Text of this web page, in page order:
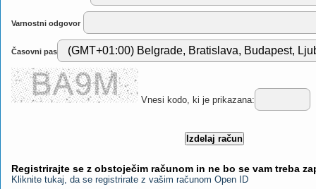
Varnostni odgovor
Časovni pas
Vnesi kodo, ki je prikazana:
Registrirajte se z obstoječim računom in ne bo se vam treba
Kliknite tukaj, da se registrirate z vašim računom Open ID